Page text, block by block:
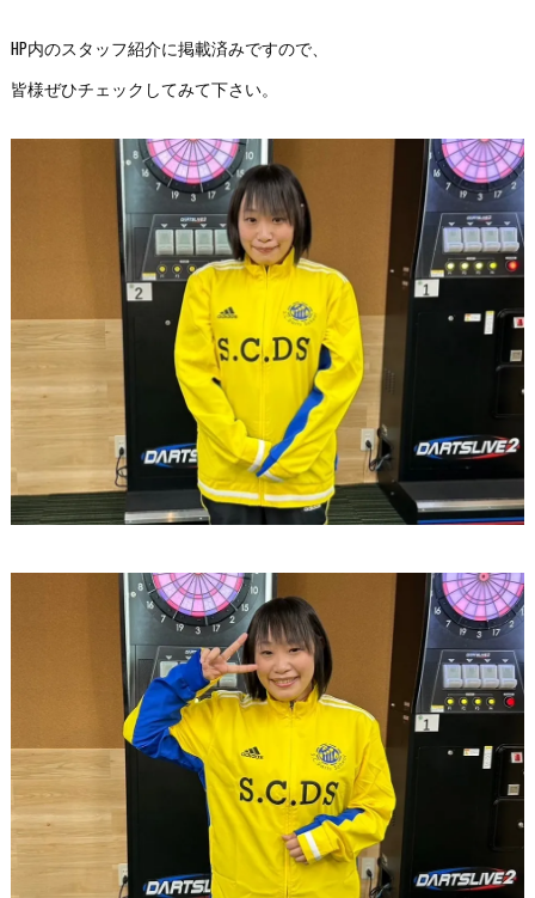
HP内のスタッフ紹介に掲載済みですので、
皆様ぜひチェックしてみて下さい。